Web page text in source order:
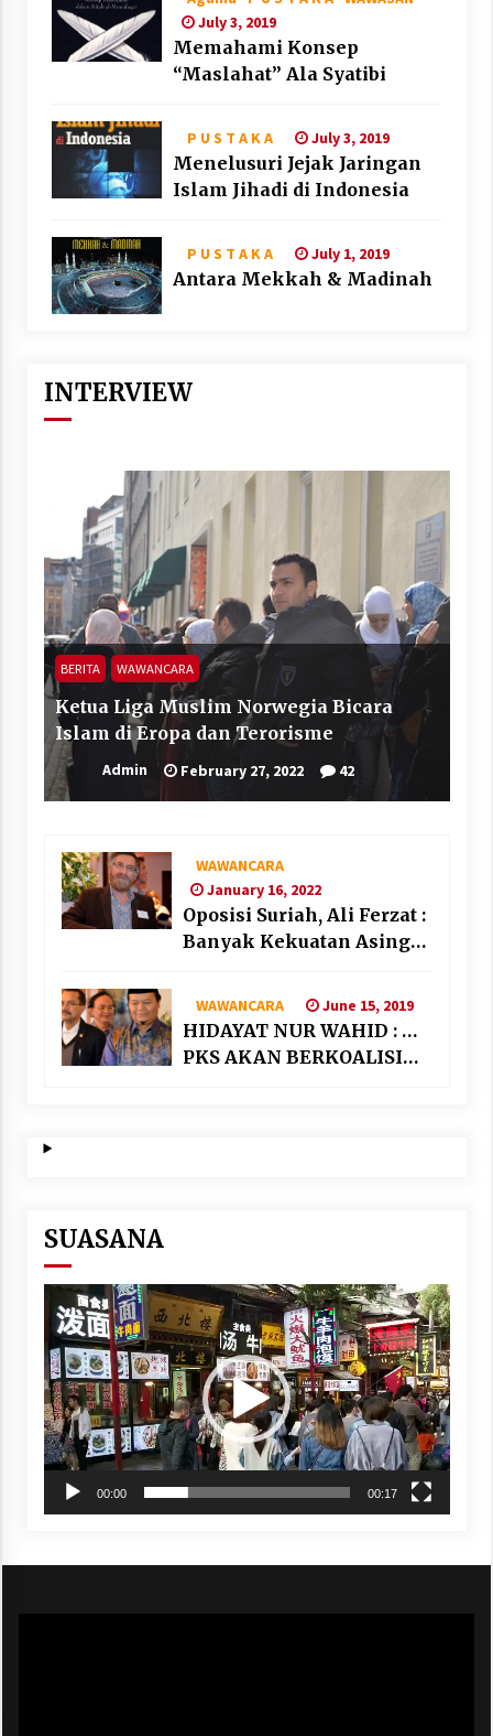
July 3, 2019
Memahami Konsep
“Maslahat” Ala Syatibi
P U S T A K A July 3, 2019
Menelusuri Jejak Jaringan
Islam Jihadi di Indonesia
P U S T A K A July 1, 2019
Antara Mekkah & Madinah
INTERVIEW
BERITA WAWANCARA
Ketua Liga Muslim Norwegia Bicara
Islam di Eropa dan Terorisme
Admin February 27, 2022 42
WAWANCARA
January 16, 2022
Oposisi Suriah, Ali Ferzat :
Banyak Kekuatan Asing
WAWANCARA June 15, 2019
HIDAYAT NUR WAHID : …
PKS AKAN BERKOALISI
SUASANA
Video
Player
00:00 00:17